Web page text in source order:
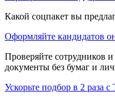
Какой соцпакет вы
Оформляйте кандидатов
Проверяйте сотрудников
документы без бумаг и
Ускорьте подбор в 2 раза с